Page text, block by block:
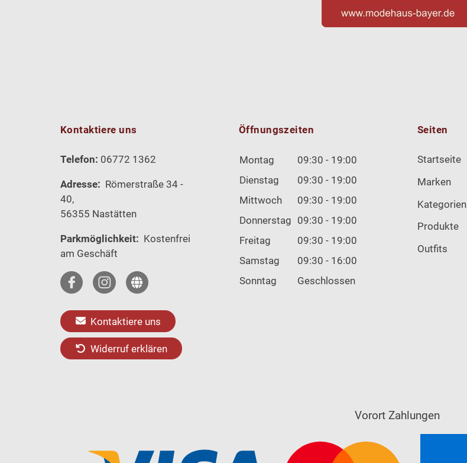
Kontaktiere uns
Telefon: 06772 1362
Adresse: Römerstraße 34 -
40,
56355 Nastätten
Parkmöglichkeit: Kostenfrei
am Geschäft
Kontaktiere uns
Widerruf erklären
Öffnungszeiten
Montag
09:30 - 19:00
Dienstag
09:30 - 19:00
Mittwoch
09:30 - 19:00
Donnerstag 09:30 - 19:00
Freitag
09:30 - 19:00
Samstag
09:30 - 16:00
Sonntag
Geschlossen
Seiten
Startseite
Marken
Kategorien
Produkte
Outfits
Vorort Zahlungen